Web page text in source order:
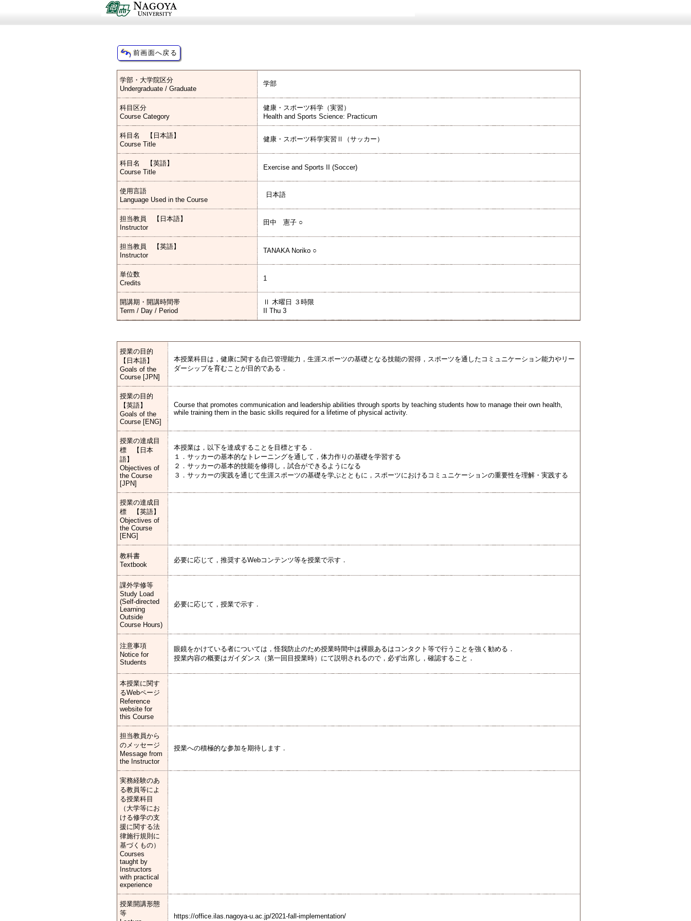
学部・大学院区分
Undergraduate / Graduate
学部
科目区分
Course Category
健康・スポーツ科学（実習）
Health and Sports Science: Practicum
科目名 【日本語】
Course Title
健康・スポーツ科学実習Ⅱ（サッカー）
科目名 【英語】
Course Title
Exercise and Sports II (Soccer)
使用言語
Language Used in the Course
日本語
担当教員 【日本語】
Instructor
田中 憲子 ○
担当教員 【英語】
Instructor
TANAKA Noriko ○
単位数
Credits
1
開講期・開講時間帯
Term / Day / Period
Ⅱ 木曜日 ３時限
II Thu 3
授業の目的
【日本語】
Goals of the
Course [JPN]
本授業科目は，健康に関する自己管理能力，生涯スポーツの基礎となる技能の習得，スポーツを通したコミュニケーション能力やリー
ダーシップを育むことが目的である．
授業の目的
【英語】
Goals of the
Course [ENG]
Course that promotes communication and leadership abilities through sports by teaching students how to manage their own health,
while training them in the basic skills required for a lifetime of physical activity.
授業の達成目
標 【日本
語】
Objectives of
the Course
[JPN]
本授業は，以下を達成することを目標とする．
１．サッカーの基本的なトレーニングを通して，体力作りの基礎を学習する
２．サッカーの基本的技能を修得し，試合ができるようになる
３．サッカーの実践を通じて生涯スポーツの基礎を学ぶとともに，スポーツにおけるコミュニケーションの重要性を理解・実践する
授業の達成目
標 【英語】
Objectives of
the Course
[ENG]
教科書
Textbook
必要に応じて，推奨するWebコンテンツ等を授業で示す．
課外学修等
Study Load
(Self-directed
Learning
Outside
Course Hours)
必要に応じて，授業で示す．
注意事項
Notice for
Students
眼鏡をかけている者については，怪我防止のため授業時間中は裸眼あるはコンタクト等で行うことを強く勧める．
授業内容の概要はガイダンス（第一回目授業時）にて説明されるので，必ず出席し，確認すること．
本授業に関す
るWebページ
Reference
website for
this Course
担当教員から
のメッセージ
Message from
the Instructor
授業への積極的な参加を期待します．
実務経験のあ
る教員等によ
る授業科目
（大学等にお
ける修学の支
援に関する法
律施行規則に
基づくもの）
Courses
taught by
Instructors
with practical
experience
授業開講形態
等
https://office.ilas.nagoya-u.ac.jp/2021-fall-implementation/